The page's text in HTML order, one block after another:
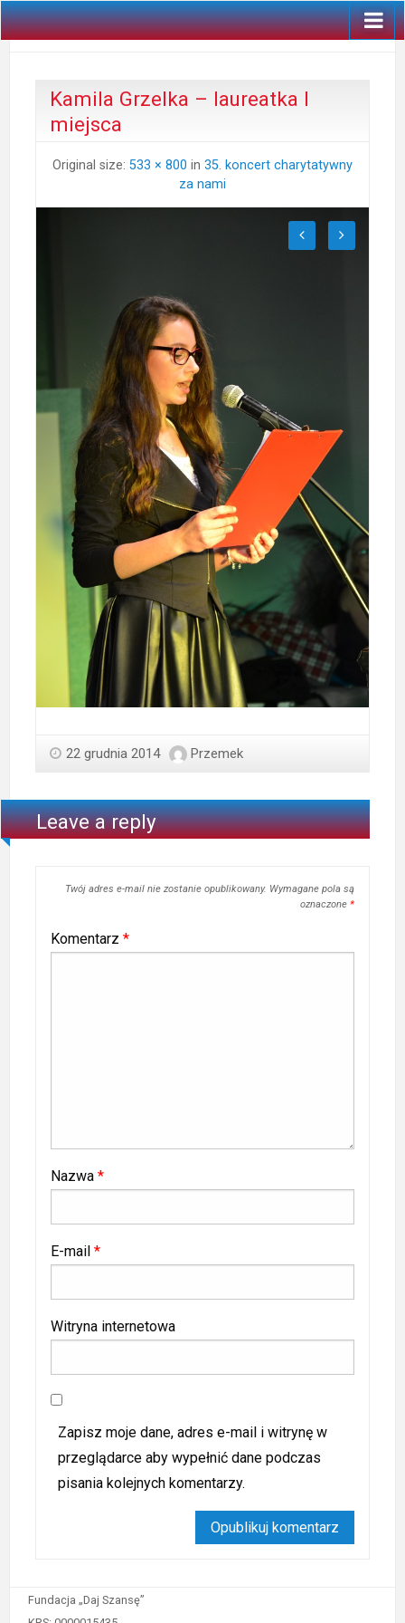
Kamila Grzelka – laureatka I
miejsca
Original size: 533 × 800 in 35. koncert charytatywny
za nami
22 grudnia 2014 Przemek
Leave a reply
Twój adres e-mail nie zostanie opublikowany. Wymagane pola są
oznaczone *
Komentarz *
Nazwa *
E-mail *
Witryna internetowa
Zapisz moje dane, adres e-mail i witrynę w
przeglądarce aby wypełnić dane podczas
pisania kolejnych komentarzy.
Fundacja „Daj Szansę”